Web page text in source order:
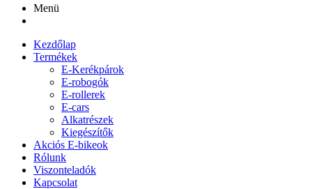
Menü
Kezdőlap
Termékek
E-Kerékpárok
E-robogók
E-rollerek
E-cars
Alkatrészek
Kiegészítők
Akciós E-bikeok
Rólunk
Viszonteladók
Kapcsolat